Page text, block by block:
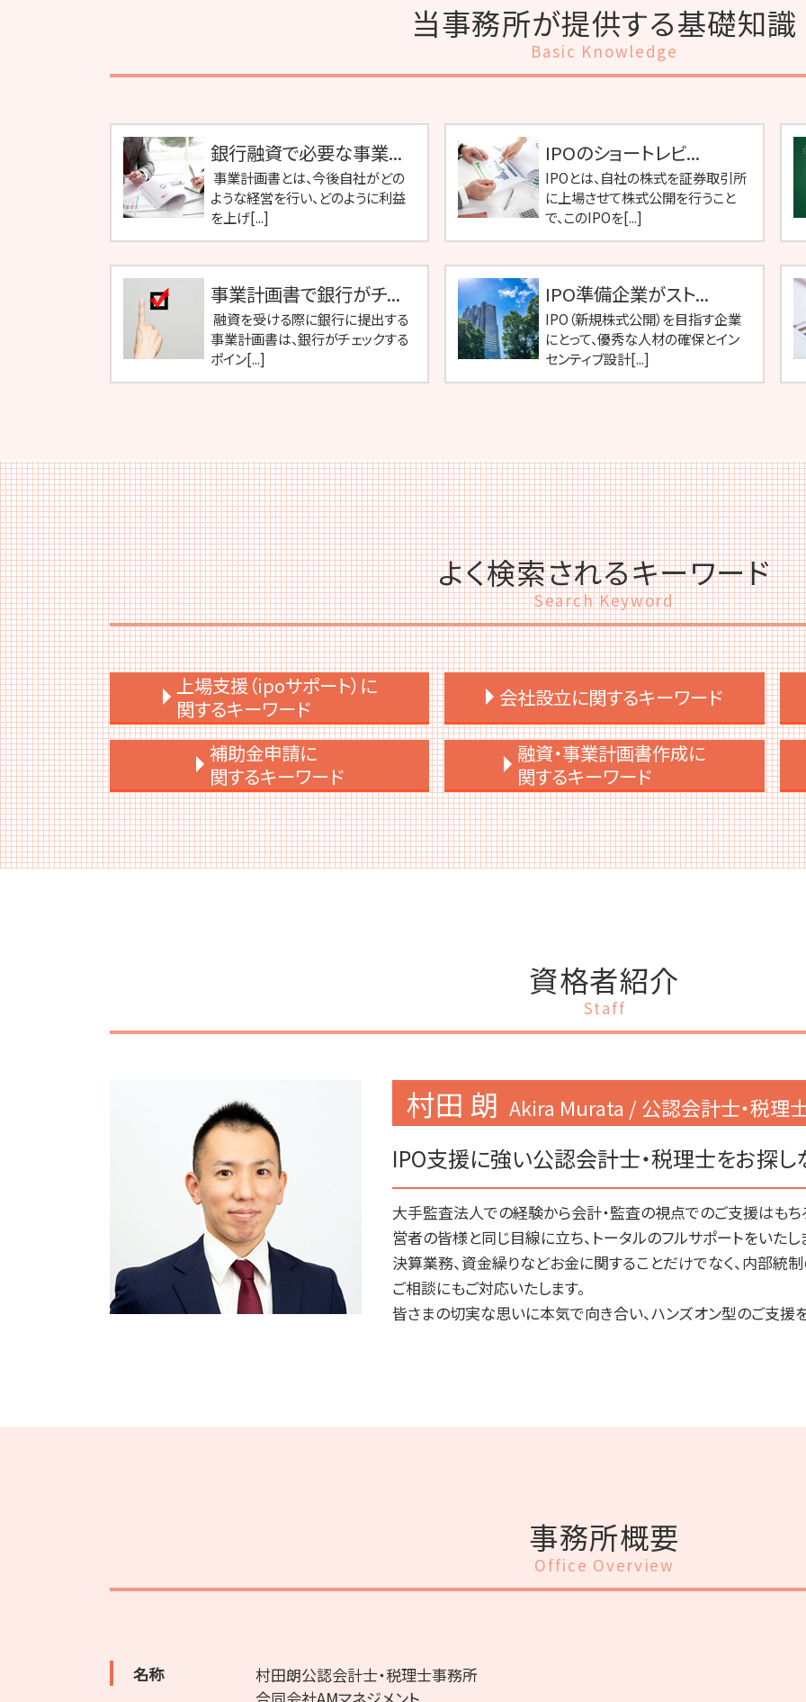
当事務所が提供する基礎知識
Basic Knowledge
銀行融資で必要な事業...
事業計画書とは、今後自社がどの
ような経営を行い、どのように利益
を上げ[...]
IPOのショートレビ...
IPOとは、自社の株式を証券取引所
に上場させて株式公開を行うこと
で、このIPOを[...]
事業計画書で銀行がチ...
融資を受ける際に銀行に提出する
事業計画書は、銀行がチェックする
ポイン[...]
IPO準備企業がスト...
IPO（新規株式公開）を目指す企業
にとって、優秀な人材の確保とイン
センティブ設計[...]
よく検索されるキーワード
Search Keyword
上場支援（ipoサポート）に
関するキーワード
ipo メリット
上場準備 スケジュール
契約書 上場準備
ipo 条件
ipo スケジュール
上場後 資本政策
上場後 サポート
上場準備 予算
ipo ストックオプション
上場支援 税理士
会社設立に関するキーワード
会社設立 流れ 司法書士
会社設立 流れ 合同会社
会社設立 税理士 必要
決算月 決め方
会社設立 流れ
会社設立 すべきこと
会社設立 代行
会社設立 流れ 期間
会社設立 相談先
会社設立 流れ 自分で
資本金 決め方
会社設立 メリット 個人
会社設立 届出
個人事業主 法人化目安
会社設立 合同会社 株式会社
補助金申請に
関するキーワード
補助金 入金 いつ
給付金 補助金 助成金 違い
補助金 法人税
補助金 オンライン申請
補助金 申請 代行
補助金 助成金 違い 税務
交付金 補助金 助成金 違い
補助金 どこから
補助金助成金 個人事業主
補助金 スキーム
補助金 併用
融資・事業計画書作成に
関するキーワード
事業計画書 資金調達
事業計画書とは 中小企業
事業計画書とは 融資
事業計画書 融資 起業
事業計画書 創業計画書 違い
事業計画書 お金借りる
事業計画書 設備資金
事業計画書 項目
事業計画書とは
事業計画書 個人
事業計画書 売上計画
事業計画書書き方 融資
事業計画書 記載内容
事業計画書 決算書
資格者紹介
Staff
村田 朗 Akira Murata / 公認会計士・税理
IPO支援に強い公認会計士・税理士をお探し
大手監査法人での経験から会計・監査の視点でのご支援はも
営者の皆様と同じ目線に立ち、トータルのフルサポートをいたし
決算業務、資金繰りなどお金に関することだけでなく、内部統
ご相談にもご対応いたします。
皆さまの切実な思いに本気で向き合い、ハンズオン型のご支援
事務所概要
Office Overview
名称
村田朗公認会計士・税理士事務所